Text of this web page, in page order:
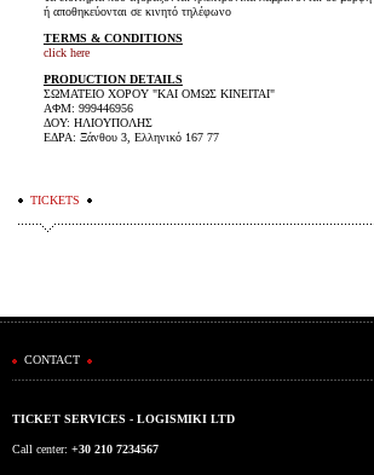
ή αποθηκεύονται σε κινητό τηλέφωνο
TERMS & CONDITIONS
click here
PRODUCTION DETAILS
ΣΩΜΑΤΕΙΟ ΧΟΡΟΥ "ΚΑΙ ΟΜΩΣ ΚΙΝΕΙΤΑΙ"
ΑΦΜ: 999446956
ΔΟΥ: ΗΛΙΟΥΠΟΛΗΣ
ΕΔΡΑ: Ξάνθου 3, Ελληνικό 167 77
TICKETS
CONTACT
TICKET SERVICES - LOGISMIKI LTD
Call center: +30 210 7234567